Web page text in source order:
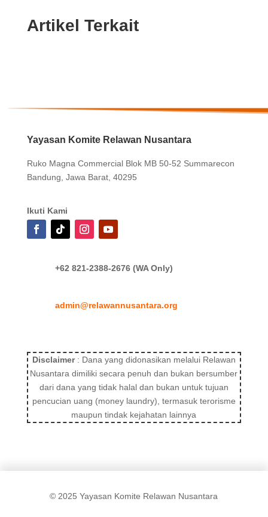
Artikel Terkait
Yayasan Komite Relawan Nusantara
Ruko Magna Commercial Blok MB 50-52 Summarecon
Bandung, Jawa Barat, 40295
Ikuti Kami
+62 821-2388-2676 (WA Only)
admin@relawannusantara.org
Disclaimer: Dana yang didonasikan melalui Relawan
Nusantara dimiliki secara penuh dan bukan bersumber
dari dana yang tidak halal dan bukan untuk tujuan
pencucian uang (money laundry), termasuk terorisme
maupun tindak kejahatan lainnya
© 2025 Yayasan Komite Relawan Nusantara